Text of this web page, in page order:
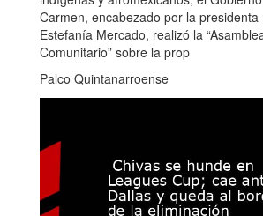
Carmen, encabezado por la presidenta
Estefanía Mercado, realizó la
Comunitario” sobre la prop
Palco Quintanarroense